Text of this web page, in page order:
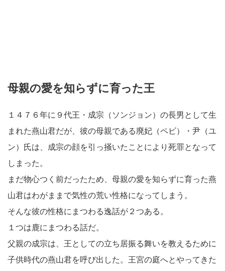
母親の愛を知らずに育った王
１４７６年に９代王・成宗（ソンジョン）の長男として生
まれた燕山君だが、彼の母親である廃妃（ペビ）・尹（ユ
ン）氏は、成宗の顔を引っ掻いたことにより死罪となって
しまった。
まだ物心つく前だったため、母親の愛を知らずに育った燕
山君はわがままで気性の荒い性格になってしまう。
そんな彼の性格にまつわる逸話が２つある。
１つは鹿にまつわる話だ。
父親の成宗は、王としての立ち居振る舞いを教えるために
子供時代の燕山君を呼び出した。王宮の庭へとやってきた